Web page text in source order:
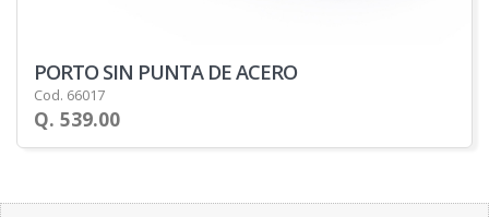
PORTO SIN PUNTA DE ACERO
Cod. 66017
Q. 539.00